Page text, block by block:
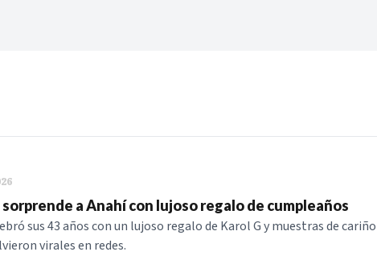
SERIES
sorprende a Anahí con lujoso regalo de cumpleaños
sus 43 años con un lujoso regalo de Karol G y muestras de cariño
virales en redes.